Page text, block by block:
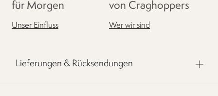
für Morgen
Unser Einfluss
von Craghoppers
Wer wir sind
Lieferungen & Rücksendungen